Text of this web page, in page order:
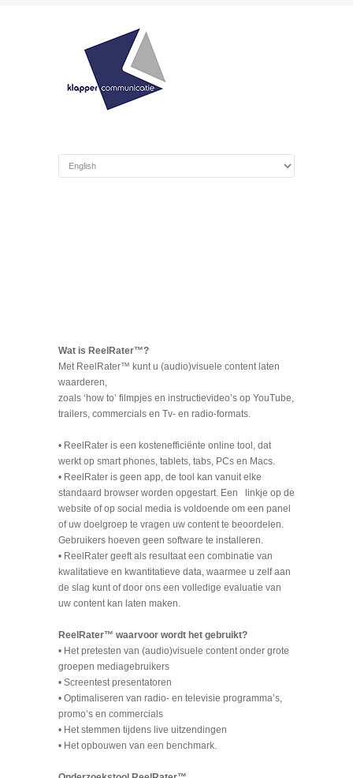
Wat is ReelRater™?
Met ReelRater™ kunt u (audio)visuele content laten
waarderen,
zoals ‘how to’ filmpjes en instructievideo’s op YouTube,
trailers, commercials en Tv- en radio-formats.
• ReelRater is een kostenefficiënte online tool, dat
werkt op smart phones, tablets, tabs, PCs en Macs.
• ReelRater is geen app, de tool kan vanuit elke
standaard browser worden opgestart. Een linkje op de
website of op social media is voldoende om een panel
of uw doelgroep te vragen uw content te beoordelen.
Gebruikers hoeven geen software te installeren.
• ReelRater geeft als resultaat een combinatie van
kwalitatieve en kwantitatieve data, waarmee u zelf aan
de slag kunt of door ons een volledige evaluatie van
uw content kan laten maken.
ReelRater™ waarvoor wordt het gebruikt?
• Het pretesten van (audio)visuele content onder grote
groepen mediagebruikers
• Screentest presentatoren
• Optimaliseren van radio- en televisie programma’s,
promo’s en commercials
• Het stemmen tijdens live uitzendingen
• Het opbouwen van een benchmark.